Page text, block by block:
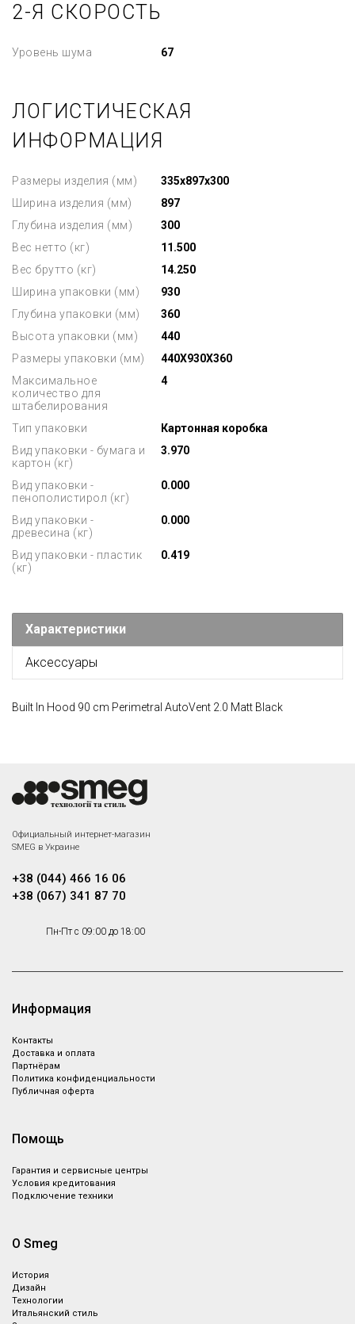
2-Я СКОРОСТЬ
Уровень шума 67
ЛОГИСТИЧЕСКАЯ
ИНФОРМАЦИЯ
Размеры изделия (мм)
335x897x300
Ширина изделия (мм)
897
Глубина изделия (мм)
300
Вес нетто (кг)
11.500
Вес брутто (кг)
14.250
Ширина упаковки (мм)
930
Глубина упаковки (мм)
360
Высота упаковки (мм)
440
Размеры упаковки (мм)
440X930X360
Максимальное
количество для
штабелирования
4
Тип упаковки
Картонная коробка
Вид упаковки - бумага и
картон (кг)
3.970
Вид упаковки -
пенополистирол (кг)
0.000
Вид упаковки -
древесина (кг)
0.000
Вид упаковки - пластик
(кг)
0.419
Характеристики
Аксессуары
Built In Hood 90 cm Perimetral AutoVent 2.0 Matt Black
Официальный интернет-магазин
SMEG в Украине
+38 (044) 466 16 06
+38 (067) 341 87 70
Пн-Пт с 09:00 до 18:00
Информация
Контакты
Доставка и оплата
Партнёрам
Политика конфиденциальности
Публичная оферта
Помощь
Гарантия и сервисные центры
Условия кредитования
Подключение техники
О Smeg
История
Дизайн
Технологии
Итальянский стиль